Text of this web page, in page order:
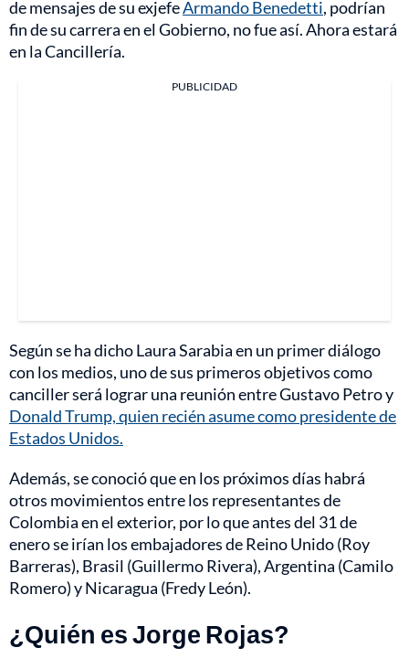
de mensajes de su exjefeArmando Benedetti, podrían
fin de su carrera en el Gobierno, no fue así. Ahora estará
en la Cancillería.
PUBLICIDAD
Según se ha dicho Laura Sarabia en un primer diálogo
con los medios, uno de sus primeros objetivos como
canciller será lograr una reunión entre Gustavo Petro y
Donald Trump, quien recién asume como presidente de
Estados Unidos.
Además, se conoció que en los próximos días habrá
otros movimientos entre los representantes de
Colombia en el exterior, por lo que antes del 31 de
enero se irían los embajadores de Reino Unido (Roy
Barreras), Brasil (Guillermo Rivera), Argentina (Camilo
Romero) y Nicaragua (Fredy León).
¿Quién es Jorge Rojas?